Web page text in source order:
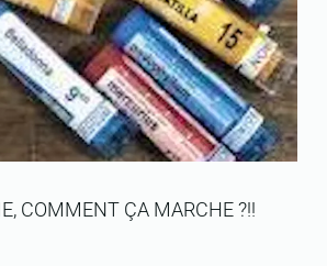
COMMENT ÇA MARCHE ?!!